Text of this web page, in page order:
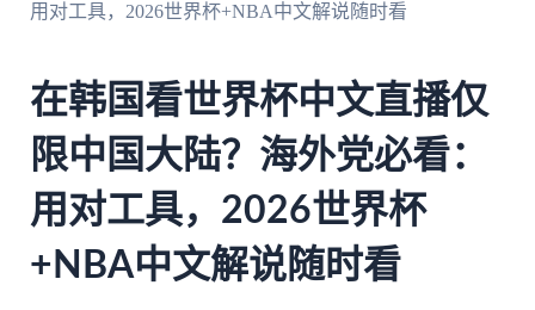
用对工具，2026世界杯+NBA中文解说随时看
在韩国看世界杯中文直播仅
限中国大陆？海外党必看：
用对工具，2026世界杯
+NBA中文解说随时看